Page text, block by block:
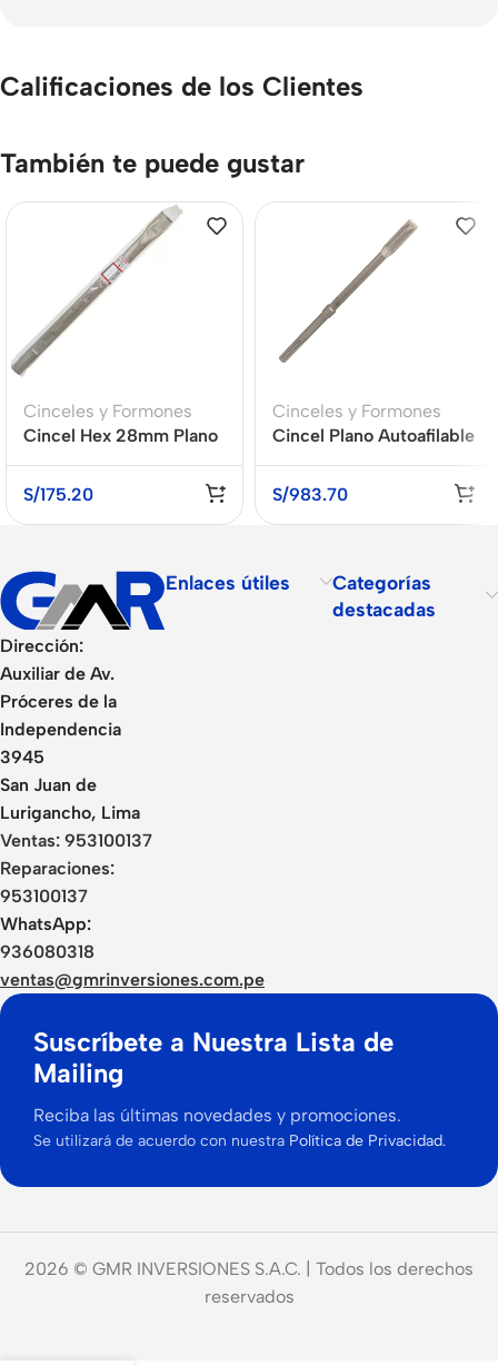
Calificaciones de los Clientes
También te puede gustar
Cinceles y Formones
Cincel Hex 28mm Plano
S/175.20
Cinceles y Formones
Cincel Plano Autoafilable
400mm x 10 UND
BOSCH
S/983.70
Dirección:
Auxiliar de Av.
Próceres de la
Independencia
3945
San Juan de
Lurigancho, Lima
Ventas: 953100137
Reparaciones:
953100137
WhatsApp:
936080318
ventas@gmrinversiones.com.pe
Enlaces útiles
Categorías
destacadas
Suscríbete a Nuestra Lista de
Mailing
Reciba las últimas novedades y promociones.
Se utilizará de acuerdo con nuestra Política de Privacidad.
2026 © GMR INVERSIONES S.A.C. | Todos los derechos
reservados